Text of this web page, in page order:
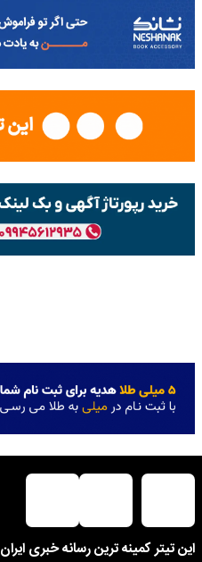
این تیتر کمینه ترین رسانه خبری ایران